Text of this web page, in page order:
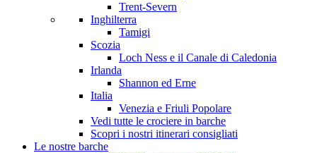
Trent-Severn
Inghilterra
Tamigi
Scozia
Loch Ness e il Canale di Caledonia
Irlanda
Shannon ed Erne
Italia
Venezia e Friuli Popolare
Vedi tutte le crociere in barche
Scopri i nostri itinerari consigliati
Le nostre barche